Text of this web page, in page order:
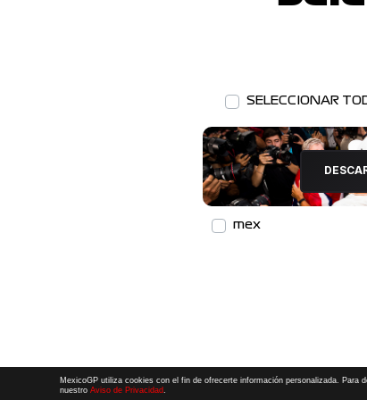
SELECCIONAR
mex
MexicoGP utiliza cookies con el fin de ofrecerte información personalizada.
nuestroAviso de Privacidad.